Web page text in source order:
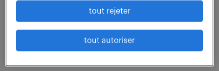
conformité des processus et des procédures
tout rejeter
tout autoriser